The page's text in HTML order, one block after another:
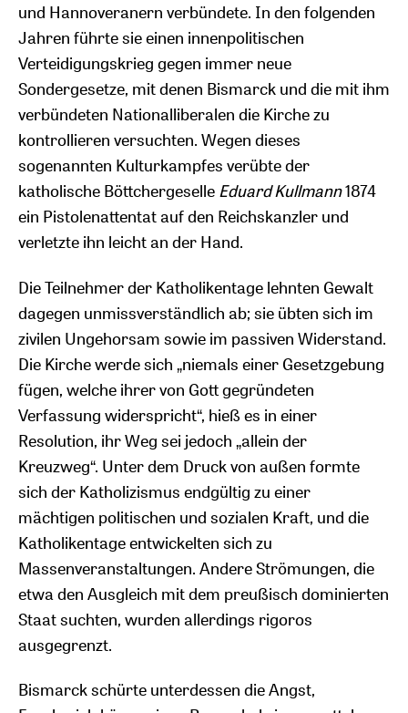
und Hannoveranern verbündete. In den folgenden
Jahren führte sie einen innenpolitischen
Verteidigungskrieg gegen immer neue
Sondergesetze, mit denen Bismarck und die mit ihm
verbündeten Nationalliberalen die Kirche zu
kontrollieren versuchten. Wegen dieses
sogenannten Kulturkampfes verübte der
katholische Böttchergeselle Eduard Kullmann1874
ein Pistolenattentat auf den Reichskanzler und
verletzte ihn leicht an der Hand.
Die Teilnehmer der Katholikentage lehnten Gewalt
dagegen unmissverständlich ab; sie übten sich im
zivilen Ungehorsam sowie im passiven Widerstand.
Die Kirche werde sich „niemals einer Gesetzgebung
fügen, welche ihrer von Gott gegründeten
Verfassung widerspricht“, hieß es in einer
Resolution, ihr Weg sei jedoch „allein der
Kreuzweg“. Unter dem Druck von außen formte
sich der Katholizismus endgültig zu einer
mächtigen politischen und sozialen Kraft, und die
Katholikentage entwickelten sich zu
Massenveranstaltungen. Andere Strömungen, die
etwa den Ausgleich mit dem preußisch dominierten
Staat suchten, wurden allerdings rigoros
ausgegrenzt.
Bismarck schürte unterdessen die Angst,